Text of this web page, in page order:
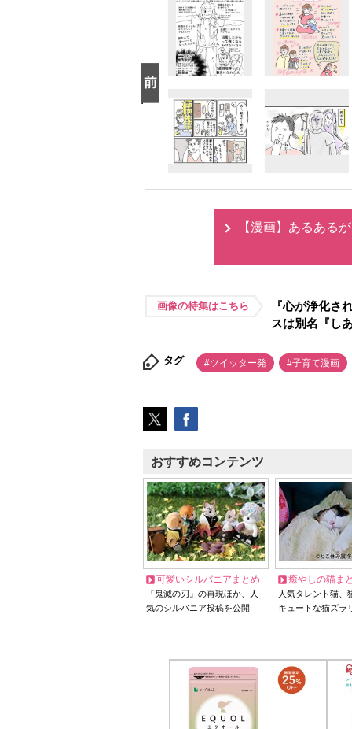
【漫画】あるある
画像の特集はこちら
『心が浄化さ
スは別名『し
タグ #ツイッター発 #子育て漫画
おすすめコンテンツ
可愛いシルバニアまとめ
『鬼滅の刃』の再現ほか、人
気のシルバニア投稿を公開
癒やしの猫ま
人気タレント猫
キュートな猫ズラ